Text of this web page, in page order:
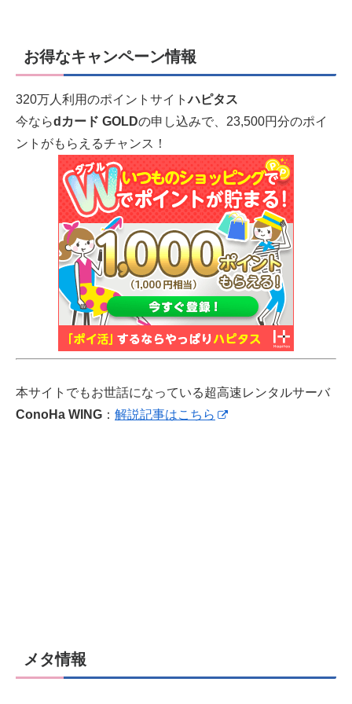
お得なキャンペーン情報
320万人利用のポイントサイトハピタス
今ならdカード GOLDの申し込みで、23,500円分のポイ
ントがもらえるチャンス！
本サイトでもお世話になっている超高速レンタルサーバ
ConoHa WING ： 解説記事はこちら
メタ情報